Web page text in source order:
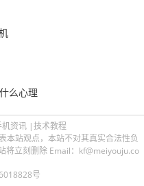
么心理
机资讯 |技术教程
本站观点，本站不对其真实合法性负
将立刻删除 Email：kf@meiyouju.co
号